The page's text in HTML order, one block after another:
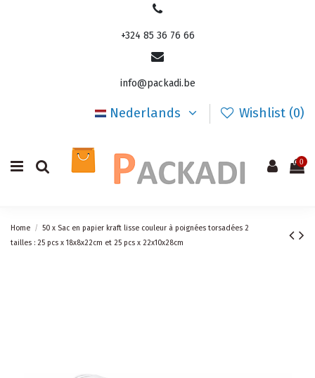
+324 85 36 76 66
info@packadi.be
Nederlands Wishlist (0)
0
Home
50 x Sac en papier kraft lisse couleur à poignées torsadées 2
tailles : 25 pcs x 18x8x22cm et 25 pcs x 22x10x28cm